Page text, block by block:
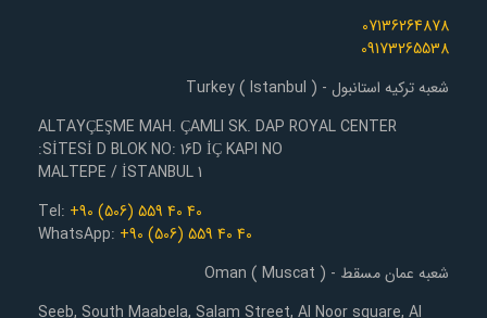
07136264878
09173265538
شعبه ترکیه استانبول - Turkey ( Istanbul )
ALTAYÇEŞME MAH. ÇAMLI SK. DAP ROYAL CENTER
SİTESİ D BLOK NO: 16D İÇ KAPI NO:
1 MALTEPE / İSTANBUL
Tel: +90 (506) 559 40 40
WhatsApp: +90 (506) 559 40 40
شعبه عمان مسقط - Oman ( Muscat )
Seeb, South Maabela, Salam Street, Al Noor square, Al